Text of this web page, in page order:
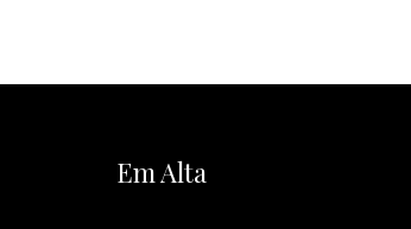
Em Alta